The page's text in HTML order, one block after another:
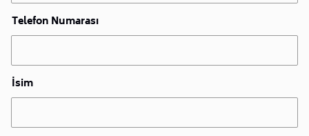
Telefon Numarası
İsim